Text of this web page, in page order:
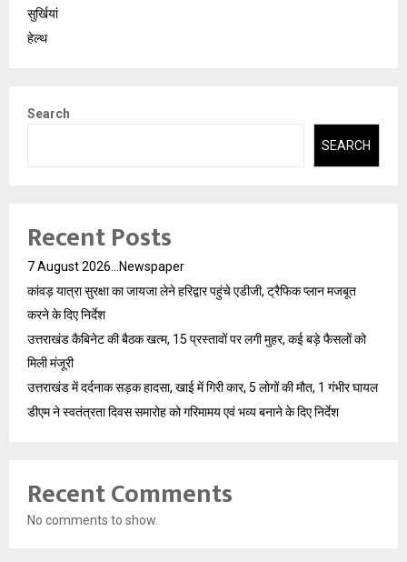
सुर्खियां
हेल्थ
Search
SEARCH
Recent Posts
7 August 2026…Newspaper
कांवड़ यात्रा सुरक्षा का जायजा लेने हरिद्वार पहुंचे एडीजी, ट्रैफिक प्लान मजबूत
करने के दिए निर्देश
उत्तराखंड कैबिनेट की बैठक खत्म, 15 प्रस्तावों पर लगी मुहर, कई बड़े फैसलों को
मिली मंजूरी
उत्तराखंड में दर्दनाक सड़क हादसा, खाई में गिरी कार, 5 लोगों की मौत, 1 गंभीर घायल
डीएम ने स्वतंत्रता दिवस समारोह को गरिमामय एवं भव्य बनाने के दिए निर्देश
Recent Comments
No comments to show.